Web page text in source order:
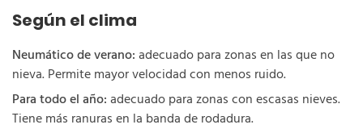
Según el clima
Neumático de verano:adecuado para zonas en las que no
nieva. Permite mayor velocidad con menos ruido.
Para todo el año:adecuado para zonas con escasas nieves.
Tiene más ranuras en la banda de rodadura.